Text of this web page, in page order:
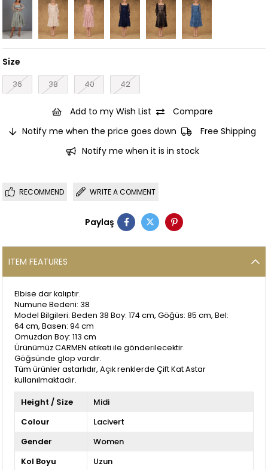
Size
36 38 40 42
Add to my Wish List
Compare
Notify me when the price goes down
Free Shipping
Notify me when it is in stock
RECOMMEND WRITE A COMMENT
Paylaş
ITEM FEATURES
Elbise dar kalıptır.
Numune Bedeni: 38
Model Bilgileri: Beden 38 Boy: 174 cm, Göğüs: 85 cm, Bel:
64 cm, Basen: 94 cm
Omuzdan Boy: 113 cm
Ürünümüz CARMEN etiketi ile gönderilecektir.
Göğsünde glop vardır.
Tüm ürünler astarlıdır, Açık renklerde Çift Kat Astar
kullanılmaktadır.
Height / Size
Midi
Colour
Lacivert
Gender
Women
Kol Boyu
Uzun